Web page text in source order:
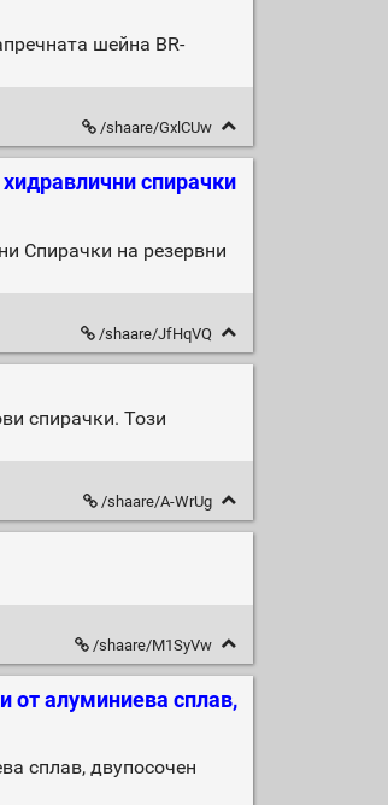
шейна BR-
/shaare/GxlCUw
спирачки
Спирачки на резервни
/shaare/JfHqVQ
спирачки. Този
/shaare/A-WrUg
/shaare/M1SyVw
от алуминиева сплав,
сплав, двупосочен